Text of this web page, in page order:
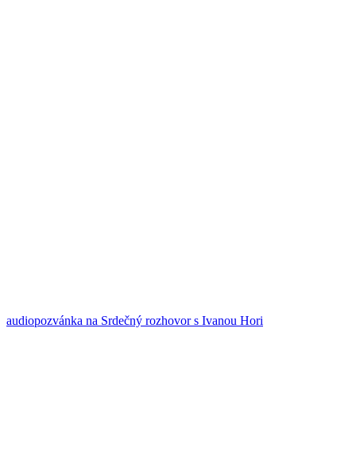
audiopozvánka na Srdečný rozhovor s Ivanou Hori